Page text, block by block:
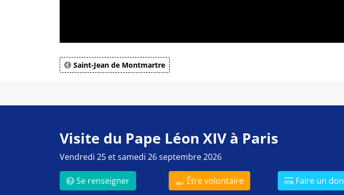
Saint-Jean de Montmartre
Visite du Pape Léon XIV à Paris
Vendredi 25 et samedi 26 septembre 2026
Se renseigner Être volontaire Faire un don